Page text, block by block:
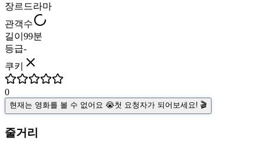
장르 드라마
관객수
길이 99분
등급-
쿠키
0
현재는 영화를 볼 수 없어요 😭첫 요청자가 되어보세요! 🎬
줄거리